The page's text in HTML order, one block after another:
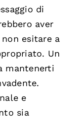
di
aver
esitare a
Un
mantenerti
e
sia